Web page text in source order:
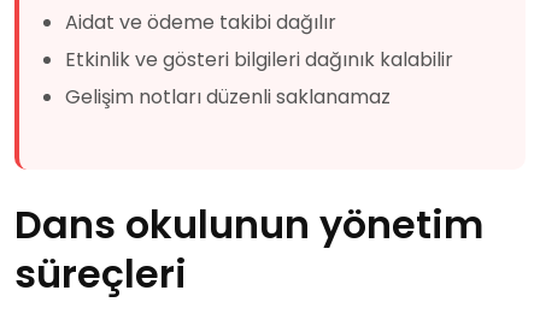
Aidat ve ödeme takibi dağılır
Etkinlik ve gösteri bilgileri dağınık kalabilir
Gelişim notları düzenli saklanamaz
Dans okulunun yönetim
süreçleri